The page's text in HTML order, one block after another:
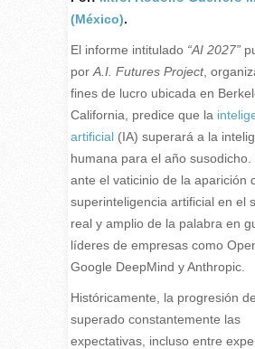
(México).
El informe intitulado “AI 2027”
por A.I. Futures Project,
fines de lucro ubicada en
California, predice que la
artificial(IA) superará a la
humana para el año susodicho.
ante el vaticinio de la aparición
superinteligencia artificial en el
real y amplio de la palabra en
líderes de empresas como
Google DeepMind y Anthropic.
Históricamente, la progresión
superado constantemente las
expectativas, incluso entre